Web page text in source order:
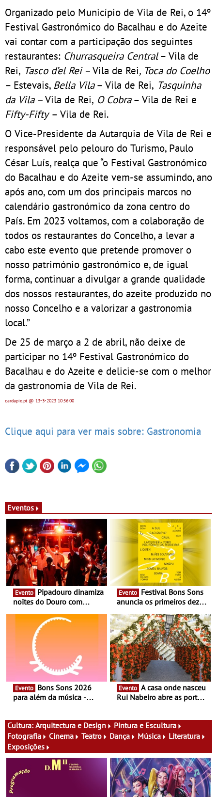
Organizado pelo Município de Vila de Rei, o 14º
Festival Gastronómico do Bacalhau e do Azeite
vai contar com a participação dos seguintes
restaurantes: Churrasqueira Central– Vila de
Rei, Tasco d’el Rei –Vila de Rei, Toca do Coelho
– Estevais, Bella Vila– Vila de Rei, Tasquinha
da Vila –Vila de Rei, O Cobra– Vila de Rei e
Fifty-Fifty – Vila de Rei.
O Vice-Presidente da Autarquia de Vila de Rei e
responsável pelo pelouro do Turismo, Paulo
César Luís, realça que “o Festival Gastronómico
do Bacalhau e do Azeite vem-se assumindo, ano
após ano, com um dos principais marcos no
calendário gastronómico da zona centro do
País. Em 2023 voltamos, com a colaboração de
todos os restaurantes do Concelho, a levar a
cabo este evento que pretende promover o
nosso património gastronómico e, de igual
forma, continuar a divulgar a grande qualidade
dos nossos restaurantes, do azeite produzido no
nosso Concelho e a valorizar a gastronomia
local.”
De 25 de março a 2 de abril, não deixe de
participar no 14º Festival Gastronómico do
Bacalhau e do Azeite e delicie-se com o melhor
da gastronomia de Vila de Rei.
cardapio.pt@ 13-3-2023 10:56:00
Clique aqui para ver mais sobre: Gastronomia
Eventos
Evento
noites do Douro com
vinho, gastronomia e
música
Evento
anuncia os primeiros dez
Evento
para além da música -
atividades para toda a
família e muito mais
Evento
Rui Nabeiro abre as portas
Festas decorrem entre 8 e
16 de agosto
Cultura: Arquitectura e Design
Pintura e Escultura
Fotografia
Cinema Teatro Dança Música
Literatura
Exposições